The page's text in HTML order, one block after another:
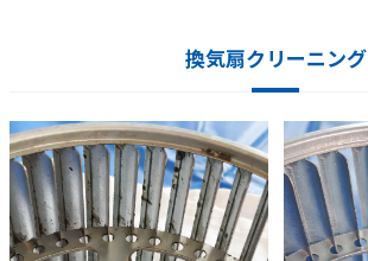
換気扇クリーニング